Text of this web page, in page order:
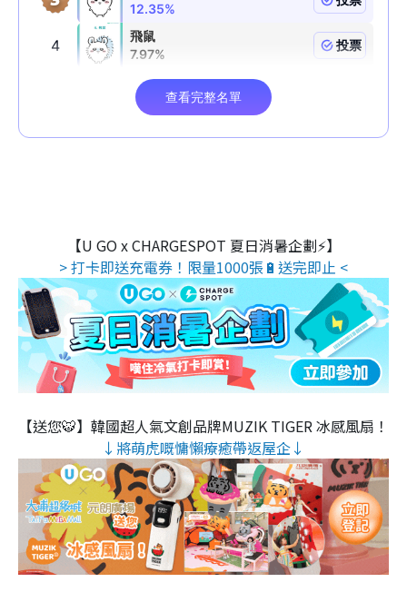
【U GO x CHARGESPOT 夏日消暑企劃⚡】
> 打卡即送充電券！限量1000張🔋送完即止 <
【送您🐯】韓國超人氣文創品牌MUZIK TIGER 冰感風扇！
↓將萌虎嘅慵懶療癒帶返屋企↓